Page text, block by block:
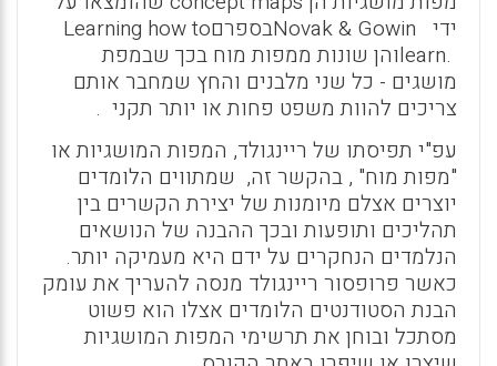
ידי Novak & GowinבספרםLearning how to
learn.והן שונות ממפות מוח בכך שבמפת
מושגים - כל שני מלבנים והחץ שמחבר אותם
צריכים להוות משפט פחות או יותר תקני .
עפ"י תפיסתו של ריינגולד, המפות המושגיות או
"מפות מוח" , בהקשר זה, שמתווים הלומדים
יוצרים אצלם מיומנות של יצירת הקשרים בין
תהליכים ותופעות ובכך ההבנה של הנושאים
הנלמדים הנחקרים על ידם היא מעמיקה יותר.
כאשר פרופסור ריינגולד מנסה להעריך את עומק
הבנת הסטודנטים הלומדים אצלו הוא פשוט
מסתכל ובוחן את תרשימי המפות המושגיות